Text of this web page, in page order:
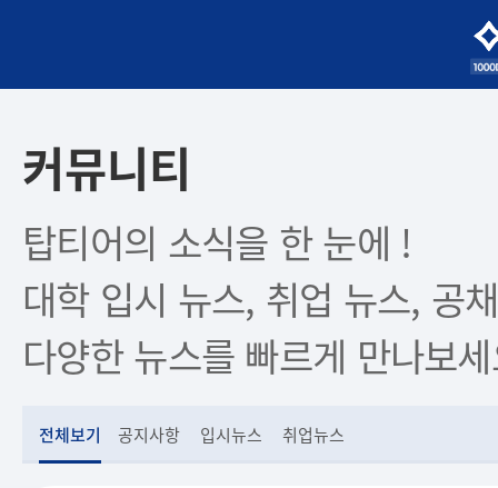
커뮤니티
탑티어의 소식을 한 눈에 !
대학 입시 뉴스, 취업 뉴스, 공
다양한 뉴스를 빠르게 만나보
전체보기 공지사항 입시뉴스 취업뉴스